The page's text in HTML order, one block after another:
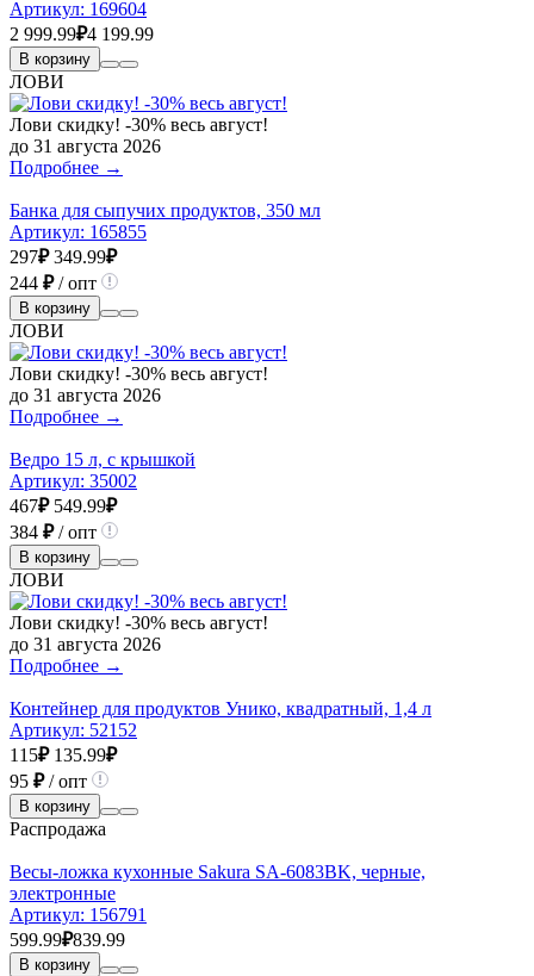
Артикул: 169604
2 999.99₽4 199.99
В корзину
ЛОВИ
Лови скидку! -30% весь август!
до 31 августа 2026
Подробнее →
Банка для сыпучих продуктов, 350 мл
Артикул: 165855
297₽ 349.99₽
244 ₽/ опт
В корзину
ЛОВИ
Лови скидку! -30% весь август!
до 31 августа 2026
Подробнее →
Ведро 15 л, с крышкой
Артикул: 35002
467₽ 549.99₽
384 ₽/ опт
В корзину
ЛОВИ
Лови скидку! -30% весь август!
до 31 августа 2026
Подробнее →
Контейнер для продуктов Унико, квадратный, 1,4 л
Артикул: 52152
115₽ 135.99₽
95 ₽/ опт
В корзину
Распродажа
Весы-ложка кухонные Sakura SA-6083BK, черные,
электронные
Артикул: 156791
599.99₽839.99
В корзину